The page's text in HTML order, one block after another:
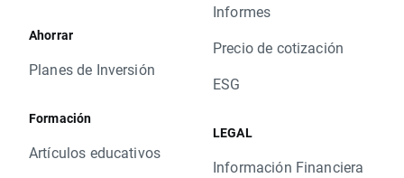
Ahorrar
Planes de Inversión
Formación
Artículos educativos
Informes
Precio de cotización
ESG
LEGAL
Información Financiera